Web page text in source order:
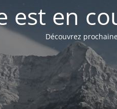
est en
Découvrez